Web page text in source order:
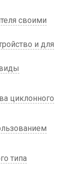
своими
и для
циклонного
типа